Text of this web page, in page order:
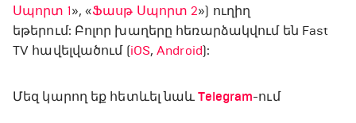
Սպորտ 1», «Ֆասթ Սպորտ 2») ուղիղ
եթերում: Բոլոր խաղերը հեռարձակվում են Fast
TV հավելվածում (iOS,Android):
Մեզ կարող եք հետևել նաև Telegram-ում